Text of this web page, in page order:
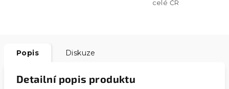
celé ČR
Popis Diskuze
Detailní popis produktu